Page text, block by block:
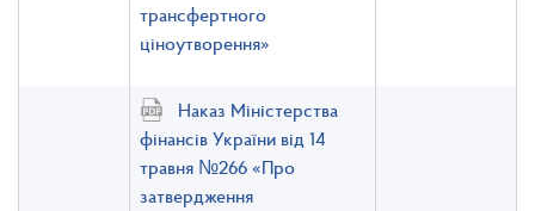
трансфертного
ціноутворення»
Наказ Міністерства
фінансів України від 14
травня №266 «Про
затвердження